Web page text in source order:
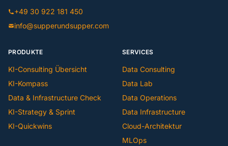
+49 30 922 181 450
info@supperundsupper.com
PRODUKTE
KI-Consulting Übersicht
KI-Kompass
Data & Infrastructure Check
KI-Strategy & Sprint
KI-Quickwins
SERVICES
Data Consulting
Data Lab
Data Operations
Data Infrastructure
Cloud-Architektur
MLOps